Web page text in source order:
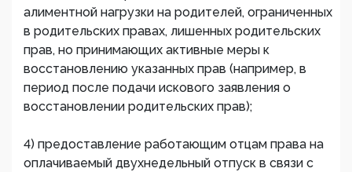
алиментной нагрузки на родителей, ограниченных
в родительских правах, лишенных родительских
прав, но принимающих активные меры к
восстановлению указанных прав (например, в
период после подачи искового заявления о
восстановлении родительских прав);
4) предоставление работающим отцам права на
оплачиваемый двухнедельный отпуск в связи с